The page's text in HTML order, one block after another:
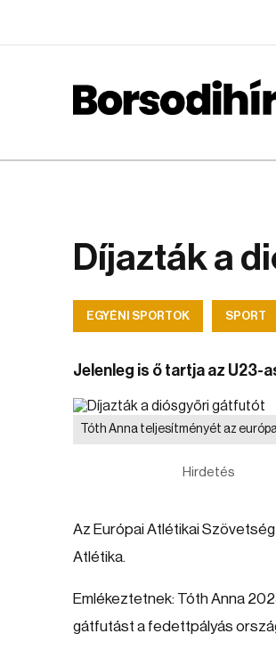
Díjazták a
EGYÉNI SPORTOK SPORT
Jelenleg is ő tartja az U23-
Tóth Anna teljesítményét az
Hirdetés
Az Európai Atlétikai
Atlétika.
Emlékeztetnek: Tóth Anna
gátfutást a fedettpályás